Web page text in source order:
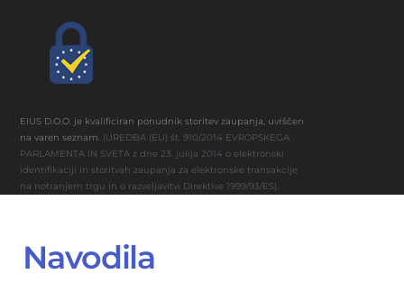
EIUS D.O.O. je kvalificiran ponudnik storitev zaupanja, uvrščen
na varen seznam. (UREDBA (EU) št. 910/2014 EVROPSKEGA
PARLAMENTA IN SVETA z dne 23. julija 2014 o elektronski
identifikaciji in storitvah zaupanja za elektronske transakcije
na notranjem trgu in o razveljavitvi Direktive 1999/93/ES).
Navodila